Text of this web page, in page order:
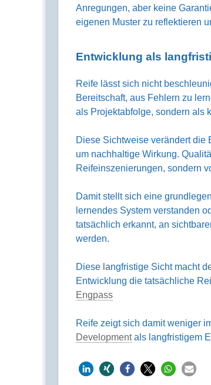
Anregungen, aber keine
eigenen Muster zu reflektieren
Entwicklung als
Reife lässt sich nicht
Bereitschaft, aus Fehlern zu
als Projektabfolge, sondern als
Diese Sichtweise verändert die
um nachhaltige Wirkung.
Reifeinszenierungen, sondern
Damit stellt sich eine
lernendes System verstanden
tatsächlich erkannt, an
werden.
Diese langfristige Sicht macht
Entwicklung die tatsächliche
Engpass
Reife zeigt sich damit weniger
Developmentals langfristigem